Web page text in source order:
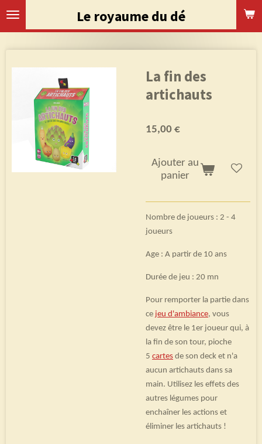
Passer
Le royaume du dé
La fin des
artichauts
15,00 €
Ajouter au
panier
Nombre de joueurs : 2 - 4
joueurs
Age : A partir de 10 ans
Durée de jeu : 20 mn
Pour remporter la partie dans
ce jeu d'ambiance, vous
devez être le 1er joueur qui, à
la fin de son tour, pioche
5 cartes de son deck et n'a
aucun artichauts dans sa
main. Utilisez les effets des
autres légumes pour
enchaîner les actions et
éliminer les artichauts !